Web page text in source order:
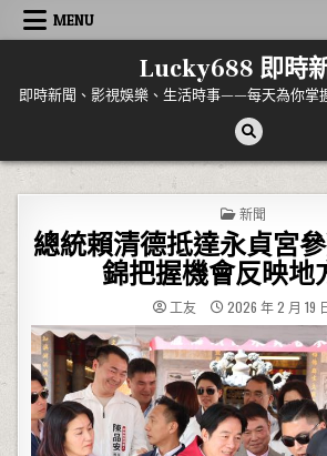
Skip to content
MENU
Lucky688 即時
即時新聞、影視娛樂、生活時事——每天為你掌
POSTED IN
新聞
總統賴清德抵達永貞宮
錦把握機會反映地
工友 2026 年 2 月 19